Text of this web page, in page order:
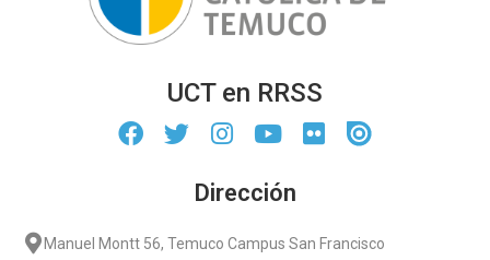
UCT en RRSS
Dirección
Manuel Montt 56, Temuco Campus San Francisco